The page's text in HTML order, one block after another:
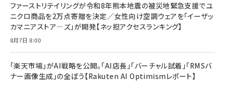
ファーストリテイリングが令和8年熊本地震の被災地緊急支援でユ
ニクロ商品を2万点寄贈を決定／女性向け空調ウェアを「イーザッ
カマニアストア―ズ」が開発【ネッ担アクセスランキング】
8月7日 8:00
「楽天市場」がAI戦略を公開。「AI店長」「バーチャル試着」「RMSバ
ナー画像生成」の全ぼう【Rakuten AI Optimismレポート】